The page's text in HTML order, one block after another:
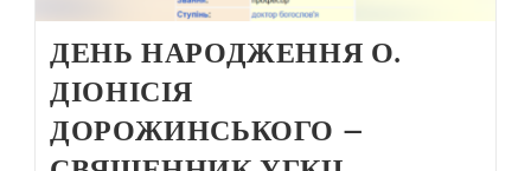
ДЕНЬ НАРОДЖЕННЯ О.
ДІОНІСІЯ
ДОРОЖИНСЬКОГО –